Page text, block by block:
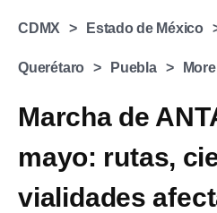
CDMX Estado de México
Querétaro Puebla
Marcha de
mayo: rutas,
vialidades